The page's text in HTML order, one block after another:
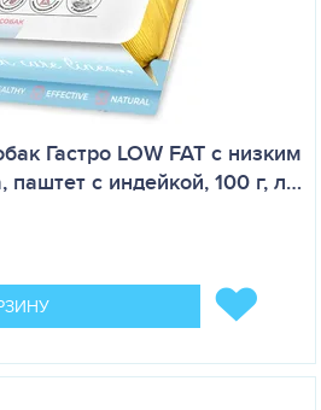
Гастро LOW FAT с низким
с индейкой, 100 г, л…